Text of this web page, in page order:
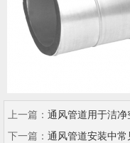
上一篇： 通风管道用于洁
下一篇： 通风管道安装中